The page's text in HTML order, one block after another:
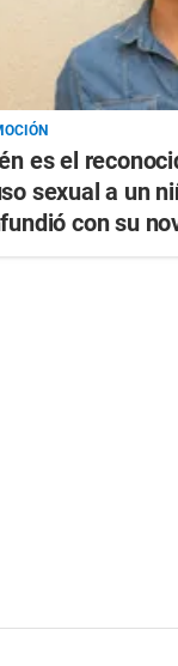
es el
sexual a un
con su